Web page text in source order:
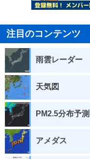
注目のコンテンツ
雨雲レーダー
天気図
PM2.5分布予測
アメダス